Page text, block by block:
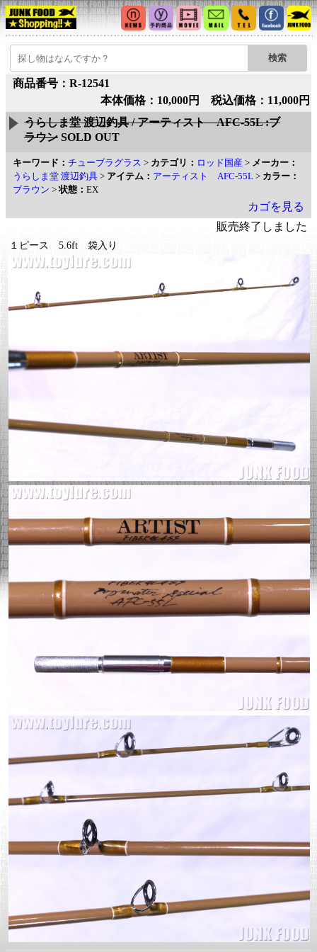
商品番号：R-12541
本体価格：10,000円 税込価格：11,000円
うらしま堂 渡辺釣具 / アーティスト AFC-55L :ブ
ラウン SOLD OUT
キーワード： チューブラグラス > カテゴリ： ロッド国産 > メーカー：
うらしま堂 渡辺釣具 > アイテム： アーティスト AFC-55L > カラー：
ブラウン >状態： EX
カゴを見る
販売終了しました
１ピース 5.6ft 袋入り